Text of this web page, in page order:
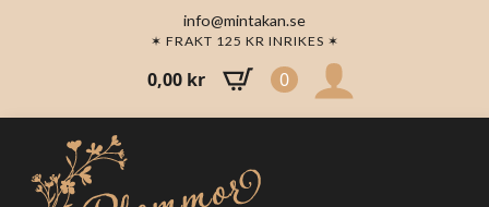
info@mintakan.se
✶ FRAKT 125 KR INRIKES ✶
0,00 kr 0